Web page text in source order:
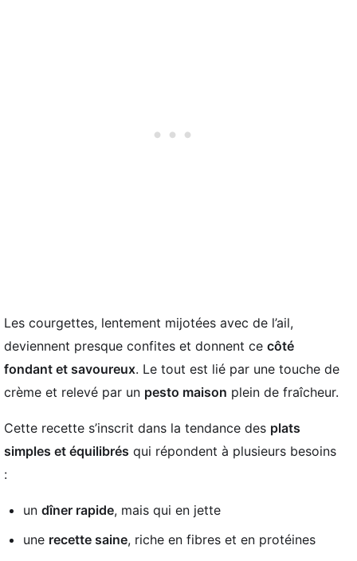
Les courgettes, lentement mijotées avec de l’ail,
deviennent presque confites et donnent ce côté
fondant et savoureux. Le tout est lié par une touche de
crème et relevé par un pesto maison plein de fraîcheur.
Cette recette s’inscrit dans la tendance des plats
simples et équilibrés qui répondent à plusieurs besoins
:
un dîner rapide, mais qui en jette
une recette saine, riche en fibres et en protéines